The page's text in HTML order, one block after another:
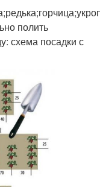
полить
схема посадки с